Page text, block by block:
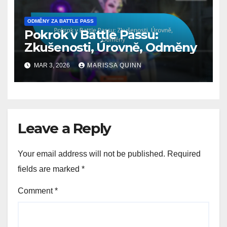
ODMĚNY ZA BATTLE PASS
Pokrok v Battle Passu:
Zkušenosti, Úrovně, Odměny
MAR 3, 2026 MARISSA QUINN
Leave a Reply
Your email address will not be published. Required
fields are marked *
Comment*